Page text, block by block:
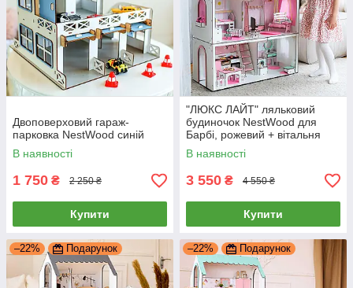
Двоповерховий гараж-
парковка NestWood синій
В наявності
1 750 ₴ 2 250 ₴
Купити
"ЛЮКС ЛАЙТ" ляльковий
будиночок NestWood для
Барбі, рожевий + вітальня
В наявності
3 550 ₴ 4 550 ₴
Купити
–22% Подарунок –22% Подарунок